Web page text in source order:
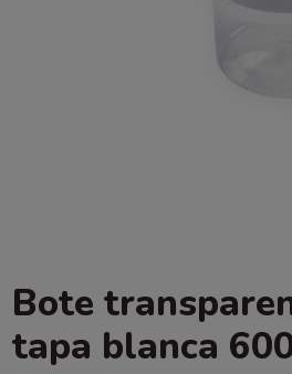
Bote
tapa blanca